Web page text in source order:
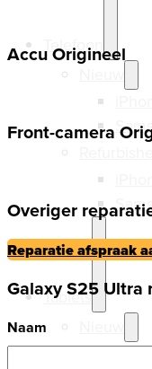
Telefoon
Tablets
Ipads
Accu Origineel
Front-camera
Overiger
Reparatie afspraak
Galaxy S25 Ultra
Naam